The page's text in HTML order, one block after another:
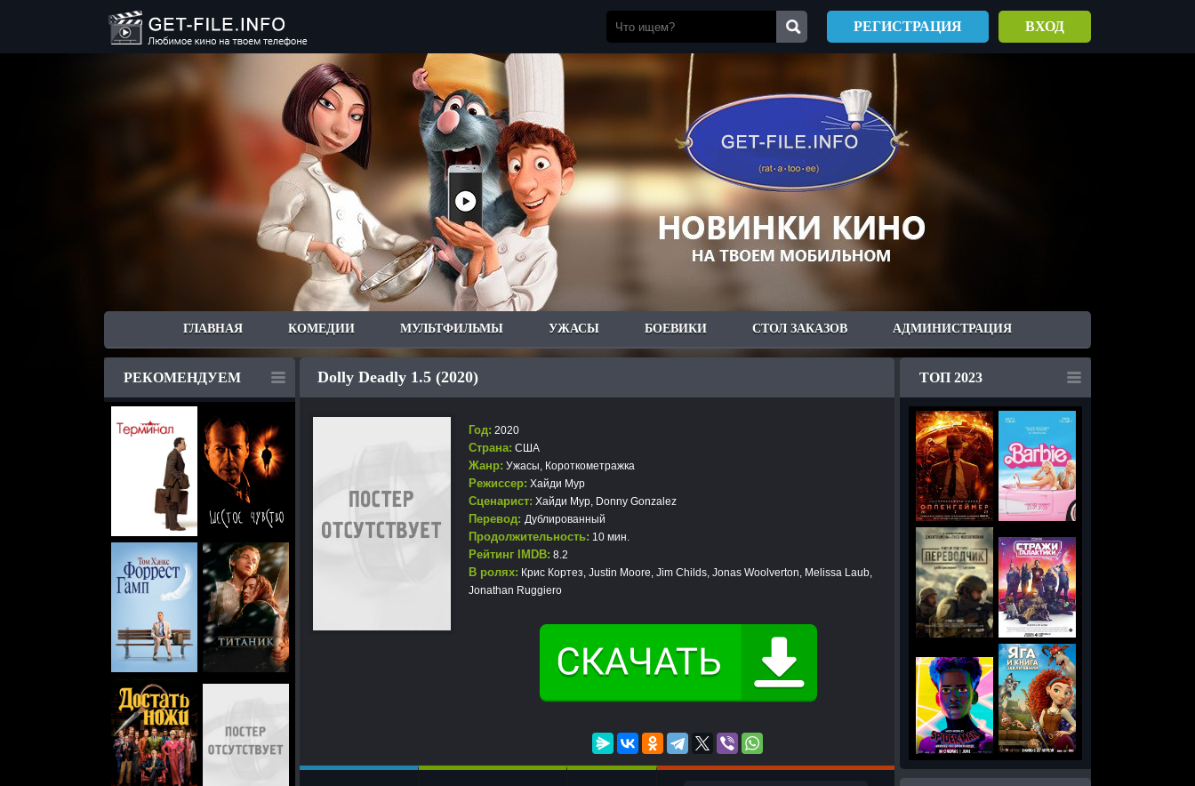
РЕГИСТРАЦИЯ ВХОД
ГЛАВНАЯ КОМЕДИИ МУЛЬТФИЛЬМЫ УЖАСЫ БОЕВИКИ СТОЛ ЗАКАЗОВ АДМИНИСТРАЦИЯ
РЕКОМЕНДУЕМ Dolly Deadly 1.5 (2020)
Год: 2020
Страна: США
Жанр: Ужасы, Короткометражка
Режиссер: Хайди Мур
Сценарист: Хайди Мур, Donny Gonzalez
Перевод: Дублированный
Продолжительность: 10 мин.
Рейтинг IMDB: 8.2
В ролях: Крис Кортез, Justin Moore, Jim Childs, Jonas Woolverton, Melissa Laub,
Jonathan Ruggiero
ТОП 2023